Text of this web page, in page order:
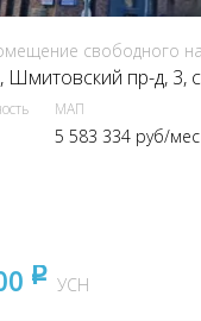
МАП
5 583 334 руб/мес
pуб
УСН